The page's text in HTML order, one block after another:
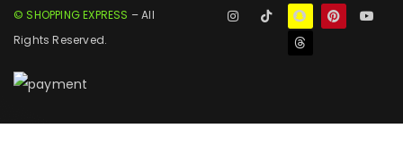
© SHOPPING EXPRESS – All
Rights Reserved.